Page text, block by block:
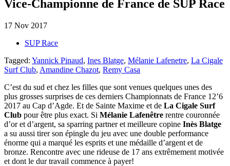
Vice-Championne de France de SUP Race
17 Nov 2017
SUP Race
Tagged: Yannick Pinaud, Ines Blatge, Mélanie Lafenetre, La Cigale
Surf Club, Amandine Chazot, Remy Casa
C’est du sud et chez les filles que sont venues quelques unes des
plus grosses surprises de ces derniers Championnats de France 12’6
2017 au Cap d’Agde. Et de Sainte Maxime et de La Cigale Surf
Club pour être plus exact. Si Mélanie Lafenêtre rentre couronnée
d’or et d’argent, sa sparring partner et meilleure copine Inès Blatge
a su aussi tirer son épingle du jeu avec une double performance
énorme qui a marqué les esprits et une médaille d’argent et de
bronze. Rencontre avec une rideuse de 17 ans extrêmement motivée
et dont le dur travail commence à payer!